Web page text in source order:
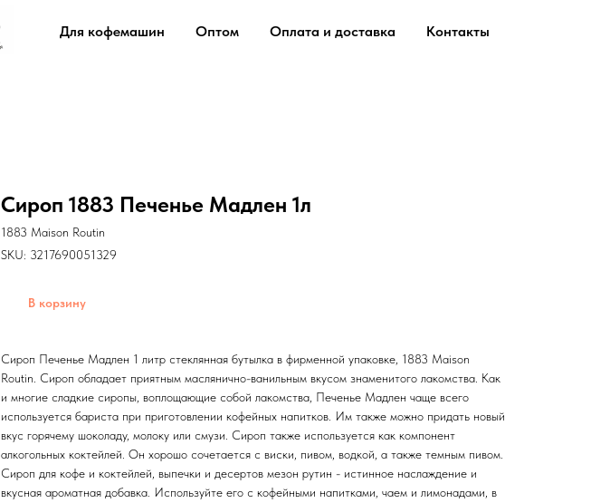
Для кофемашин Оптом Оплата и доставка Контакты
Сироп 1883 Печенье Мадлен 1л
1883 Maison Routin
SKU: 3217690051329
В корзину
Сироп Печенье Мадлен 1 литр стеклянная бутылка в фирменной упаковке, 1883 Maison
Routin. Сироп обладает приятным маслянично-ванильным вкусом знаменитого лакомства. Как
и многие сладкие сиропы, воплощающие собой лакомства, Печенье Мадлен чаще всего
используется бариста при приготовлении кофейных напитков. Им также можно придать новый
вкус горячему шоколаду, молоку или смузи. Сироп также используется как компонент
алкогольных коктейлей. Он хорошо сочетается с виски, пивом, водкой, а также темным пивом.
Сироп для кофе и коктейлей, выпечки и десертов мезон рутин - истинное наслаждение и
вкусная ароматная добавка. Используйте его с кофейными напитками, чаем и лимонадами, в